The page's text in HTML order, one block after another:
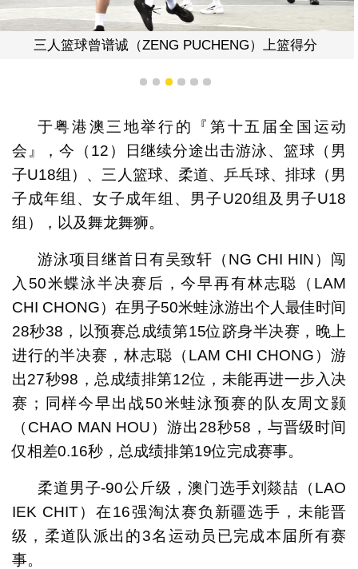
三人篮球曾谱诚（ZENG PUCHENG）上篮得分
1 2 3 4 5 6
于粤港澳三地举行的『第十五届全国运动
会』，今（12）日继续分途出击游泳、篮球（男
子U18组）、三人篮球、柔道、乒乓球、排球（男
子成年组、女子成年组、男子U20组及男子U18
组），以及舞龙舞狮。
游泳项目继首日有吴致轩（NG CHI HIN）闯
入50米蝶泳半决赛后，今早再有林志聪（LAM
CHI CHONG）在男子50米蛙泳游出个人最佳时间
28秒38，以预赛总成绩第15位跻身半决赛，晚上
进行的半决赛，林志聪（LAM CHI CHONG）游
出27秒98，总成绩排第12位，未能再进一步入决
赛；同样今早出战50米蛙泳预赛的队友周文颢
（CHAO MAN HOU）游出28秒58，与晋级时间
仅相差0.16秒，总成绩排第19位完成赛事。
柔道男子-90公斤级，澳门选手刘燚喆（LAO
IEK CHIT）在16强淘汰赛负新疆选手，未能晋
级，柔道队派出的3名运动员已完成本届所有赛
事。